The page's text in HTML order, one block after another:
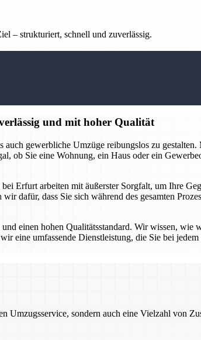
– strukturiert, schnell und zuverlässig.
und mit hoher Qualität
gewerbliche Umzüge reibungslos zu
ob Sie eine Wohnung, ein Haus oder ein
Erfurt arbeiten mit äußerster Sorgfalt, um Ihre
dafür, dass Sie sich während des gesamten
einen hohen Qualitätsstandard. Wir wissen, wie
eine umfassende Dienstleistung, die Sie bei
sondern auch eine Vielzahl von